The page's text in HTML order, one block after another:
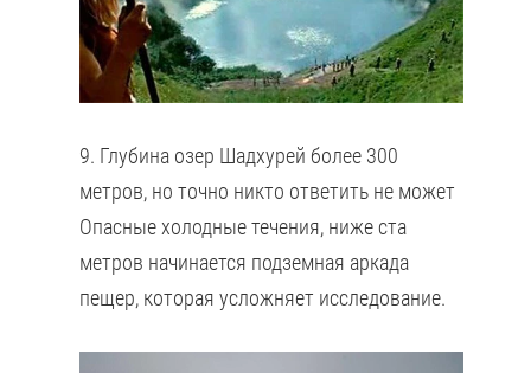
9. Глубина озер Шадхурей более 300
метров, но точно никто ответить не может
Опасные холодные течения, ниже ста
метров начинается подземная аркада
пещер, которая усложняет исследование.